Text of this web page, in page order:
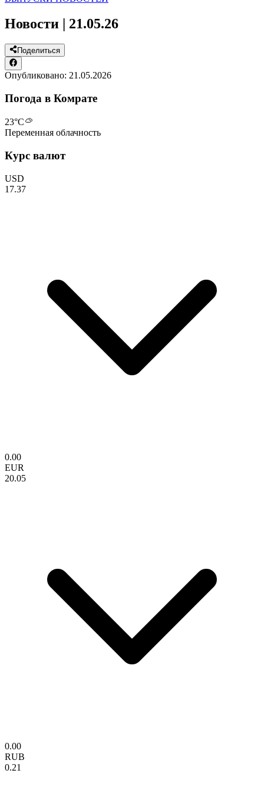
Новости | 21.05.26
Поделиться
Опубликовано: 21.05.2026
Погода в Комрате
23°C
Переменная облачность
Курс валют
USD
17.37
0.00
EUR
20.05
0.00
RUB
0.21